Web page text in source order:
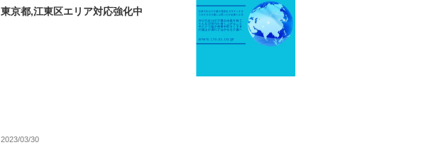
東京都,江東区エリア対応強化中
2023/03/30